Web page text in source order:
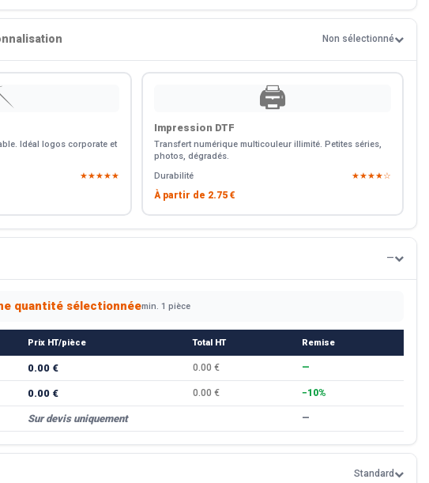
Non sélectionné
Idéal logos corporate et
★★★★★
🖨️
Impression DTF
Transfert numérique multicouleur illimité. Petites séries,
photos, dégradés.
Durabilité
★★★★☆
À partir de 2.75 €
—
quantité sélectionnéemin. 1 pièce
Prix HT/pièce Total HT Remise
0.00 € 0.00 € —
0.00 € 0.00 € −10%
Sur devis uniquement —
Standard